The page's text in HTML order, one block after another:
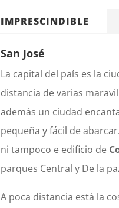
IMPRESCINDIBLE
San José
La capital del país es la
distancia de varias
además un ciudad
pequeña y fácil de
ni tampoco e edificio de
parques Central y De la
A poca distancia está la